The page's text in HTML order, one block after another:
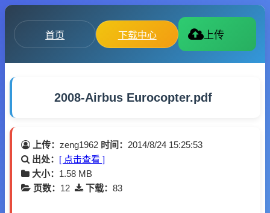
首页 下载中心 上传
2008-Airbus Eurocopter.pdf
上传： zeng1962 时间： 2014/8/24 15:25:53
出处： [ 点击查看 ]
大小： 1.58 MB
页数： 12 下载： 83